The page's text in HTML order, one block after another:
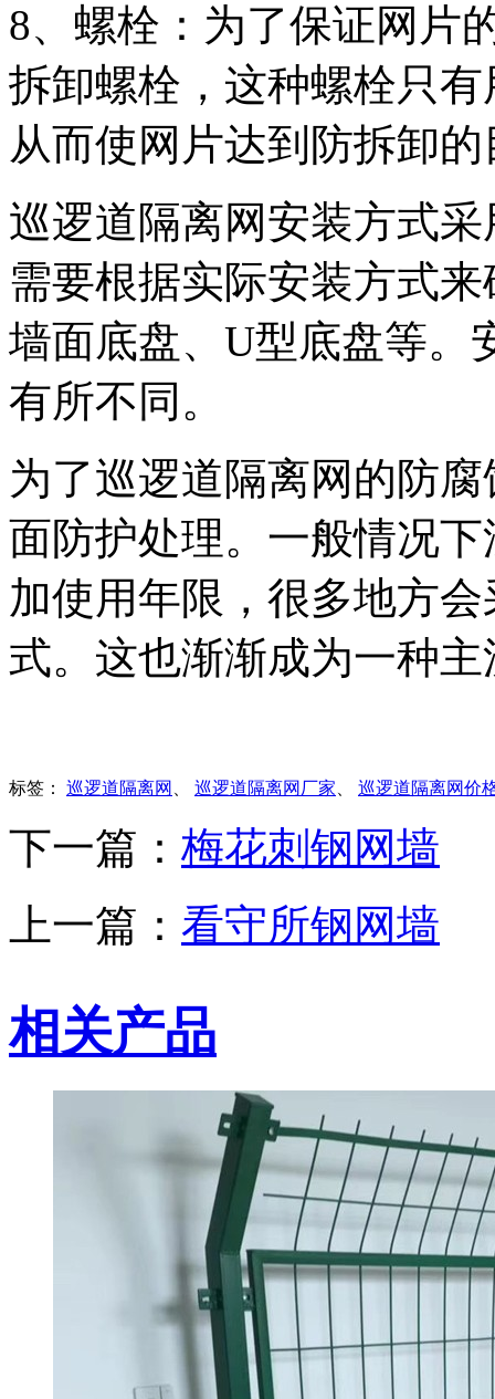
8、螺栓：为了保证网片
拆卸螺栓，这种螺栓只
从而使网片达到防拆卸
巡逻道隔离网安装方式
需要根据实际安装方式
墙面底盘、U型底盘等。
有所不同。
为了巡逻道隔离网的防
面防护处理。一般情况
加使用年限，很多地方
式。这也渐渐成为一种
标签： 巡逻道隔离网 、 巡逻道隔离网厂家、 巡逻道隔离网价
下一篇： 梅花刺钢网墙
上一篇： 看守所钢网墙
相关产品